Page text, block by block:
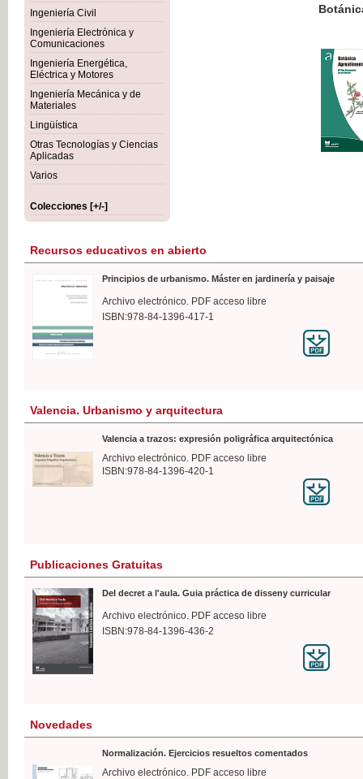
Ingeniería Civil
Ingeniería Electrónica y
Comunicaciones
Ingeniería Energética,
Eléctrica y Motores
Ingeniería Mecánica y de
Materiales
Lingüística
Otras Tecnologías y Ciencias
Aplicadas
Varios
Colecciones [+/-]
Botánica Agroalimentaria
IVA
Recursos educativos en abierto
Principios de urbanismo. Máster en jardinería y paisaje
Archivo electrónico. PDF acceso libre
ISBN:978-84-1396-417-1
Valencia. Urbanismo y arquitectura
Valencia a trazos: expresión poligráfica arquitectónica
Archivo electrónico. PDF acceso libre
ISBN:978-84-1396-420-1
Publicaciones Gratuitas
Del decret a l'aula. Guia práctica de disseny curricular
Archivo electrónico. PDF acceso libre
ISBN:978-84-1396-436-2
Novedades
Normalización. Ejercicios resueltos comentados
Archivo electrónico. PDF acceso libre